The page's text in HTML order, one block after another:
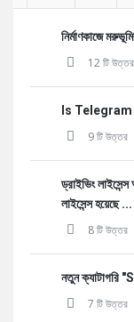
নির্মাণকাজে
12 টি উত্তর
Is
9 টি উত্তর
ড্রাইভিং
লাইসেন্স হয়েছে ...
8 টি উত্তর
নতুন ক্যাটাগরি
7 টি উত্তর